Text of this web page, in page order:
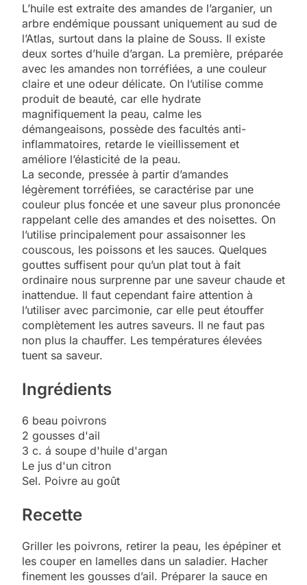
L’huile est extraite des amandes de l’arganier, un
arbre endémique poussant uniquement au sud de
l’Atlas, surtout dans la plaine de Souss. Il existe
deux sortes d’huile d’argan. La première, préparée
avec les amandes non torréfiées, a une couleur
claire et une odeur délicate. On l’utilise comme
produit de beauté, car elle hydrate
magnifiquement la peau, calme les
démangeaisons, possède des facultés anti-
inflammatoires, retarde le vieillissement et
améliore l’élasticité de la peau.
La seconde, pressée à partir d’amandes
légèrement torréfiées, se caractérise par une
couleur plus foncée et une saveur plus prononcée
rappelant celle des amandes et des noisettes. On
l’utilise principalement pour assaisonner les
couscous, les poissons et les sauces. Quelques
gouttes suffisent pour qu’un plat tout à fait
ordinaire nous surprenne par une saveur chaude et
inattendue. Il faut cependant faire attention à
l’utiliser avec parcimonie, car elle peut étouffer
complètement les autres saveurs. Il ne faut pas
non plus la chauffer. Les températures élevées
tuent sa saveur.
Ingrédients
6 beau poivrons
2 gousses d'ail
3 c. á soupe d'huile d'argan
Le jus d'un citron
Sel. Poivre au goût
Recette
Griller les poivrons, retirer la peau, les épépiner et
les couper en lamelles dans un saladier. Hacher
finement les gousses d’ail. Préparer la sauce en